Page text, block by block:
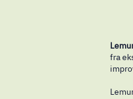
fra